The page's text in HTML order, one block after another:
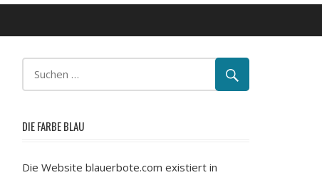
DIE FARBE BLAU
Die Website blauerbote.com existiert in